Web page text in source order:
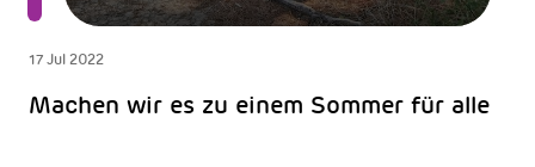
17 Jul 2022
Machen wir es zu einem Sommer für alle